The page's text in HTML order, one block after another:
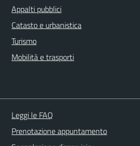
Appalti pubblici
Catasto e urbanistica
Turismo
Mobilità e trasporti
Leggi le FAQ
Prenotazione appuntamento